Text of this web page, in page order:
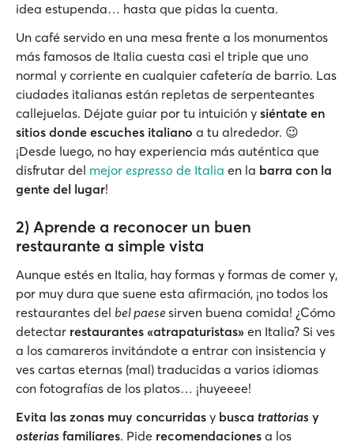
idea estupenda… hasta que pidas la cuenta.
Un café servido en una mesa frente a los monumentos
más famosos de Italia cuesta casi el triple que uno
normal y corriente en cualquier cafetería de barrio. Las
ciudades italianas están repletas de serpenteantes
callejuelas. Déjate guiar por tu intuición y siéntate en
sitios donde escuches italiano a tu alrededor. 😉
¡Desde luego, no hay experiencia más auténtica que
disfrutar del mejor espresso de Italia en la barra con la
gente del lugar!
2) Aprende a reconocer un buen
restaurante a simple vista
Aunque estés en Italia, hay formas y formas de comer y,
por muy dura que suene esta afirmación, ¡no todos los
restaurantes del bel paese sirven buena comida! ¿Cómo
detectar restaurantes «atrapaturistas» en Italia? Si ves
a los camareros invitándote a entrar con insistencia y
ves cartas eternas (mal) traducidas a varios idiomas
con fotografías de los platos… ¡huyeeee!
Evita las zonas muy concurridas y busca trattorias y
osterias familiares. Pide recomendaciones a los